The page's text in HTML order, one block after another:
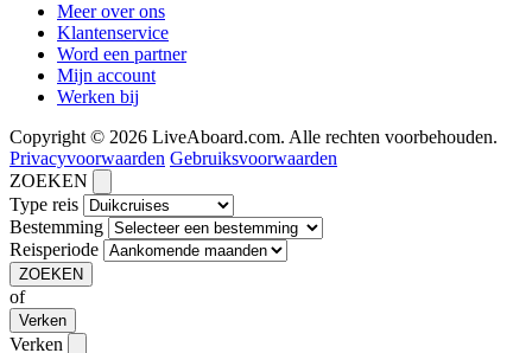
Meer over ons
Klantenservice
Word een partner
Mijn account
Werken bij
Copyright © 2026 LiveAboard.com. Alle rechten voorbehouden.
Privacyvoorwaarden Gebruiksvoorwaarden
ZOEKEN
Type reis
Bestemming
Reisperiode
ZOEKEN
of
Verken
Verken